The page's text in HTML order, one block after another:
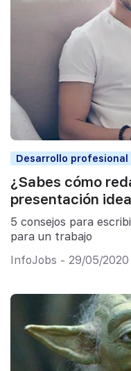
Desarrollo profesional
¿Sabes cómo
presentación
5 consejos para
para un trabajo
InfoJobs - 29/05/2020